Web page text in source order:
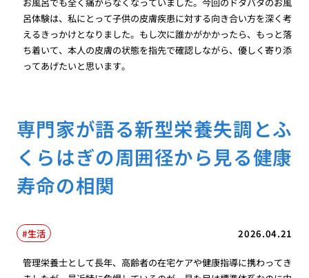
呂体験は、私にとって子供の皮膚疾患に対する向き合い方を深く考
えるきっかけとなりました。もし次に誰かがかかったら、もっと落
ち着いて、本人の皮膚の状態を指先で確認しながら、優しく寄り添
ってあげたいと思います。
専門家が語る新型栄養失調とふ
くらはぎの周囲径から見る健康
寿命の相関
2026.04.21
生活
管理栄養士として長年、高齢者の在宅ケアや健康指導に携わってき